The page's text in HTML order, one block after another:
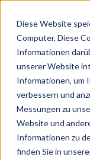
Diese Website
Computer. Diese
Informationen
unserer Website
Informationen, um
verbessern und
Messungen zu
Website und
Informationen zu
finden Sie in
18.09.2025
Typische
ihre